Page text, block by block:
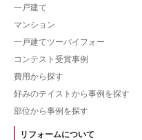
一戸建て
マンション
一戸建てツーバイフォー
コンテスト受賞事例
費用から探す
好みのテイストから事例を探す
部位から事例を探す
リフォームについて